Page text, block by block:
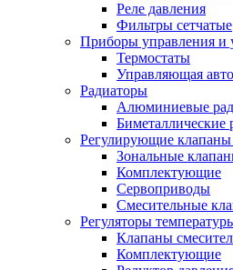
Реле давления
Фильтры сетчатые
Приборы управления и
Термостаты
Управляющая
Радиаторы
Алюминиевые
Биметаллические
Регулирующие
Зональные
Комплектующие
Сервоприводы
Смесительные
Регуляторы
Клапаны
Комплектующие